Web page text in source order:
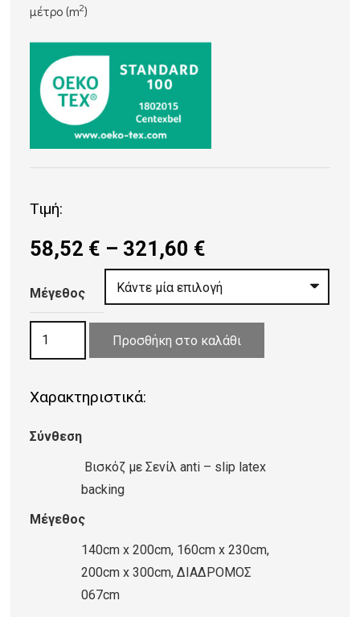
μέτρο (m2)
Τιμή:
58,52 € – 321,60 €
range:
58,52 €
321,60 €
Μέγεθος
851/473470
Προσθήκη στο καλάθι
Χαρακτηριστικά:
Σύνθεση
Βισκόζ με Σενίλ anti – slip latex
backing
Μέγεθος
140cm x 200cm, 160cm x 230cm,
200cm x 300cm, ΔΙΑΔΡΟΜΟΣ
067cm